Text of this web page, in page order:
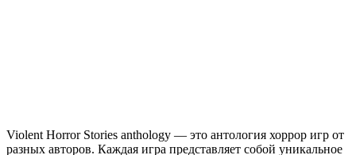
Violent Horror Stories anthology — это антология хоррор игр от
разных авторов. Каждая игра представляет собой уникальное